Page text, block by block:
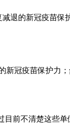
退的新冠疫苗保
冠疫苗保护力
前不清楚这些